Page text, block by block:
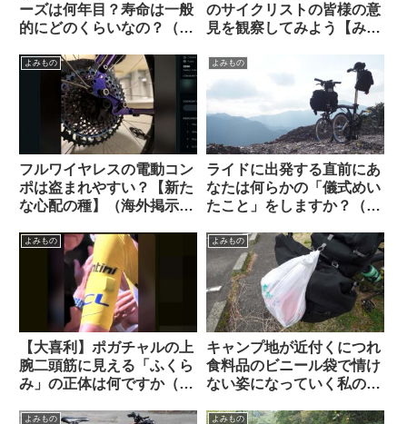
ーズは何年目？寿命は一般
的にどのくらいなの？（海
のサイクリストの皆様の意
見を観察してみよう【みん
い。】
よみもの
フルワイヤレスの電動コン
ポは盗まれやすい？【新た
な心配の種】（海外掲示板
よみもの
ライドに出発する直前にあ
なたは何らかの「儀式めい
たこと」をしますか？（海
よみもの
【大喜利】ポガチャルの上
腕二頭筋に見える「ふくら
み」の正体は何ですか（海
よみもの
キャンプ地が近付くにつれ
食料品のビニール袋で情け
ない姿になっていく私の愛
ある】
よみもの よみもの